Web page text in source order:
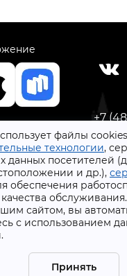
файлы
технологии,
данных посетителей
и др.),
обеспечения
сайтом, вы
с использованием
Принять
+7
1998-2026 г.
оферта
персональных данных
конфиденциальности